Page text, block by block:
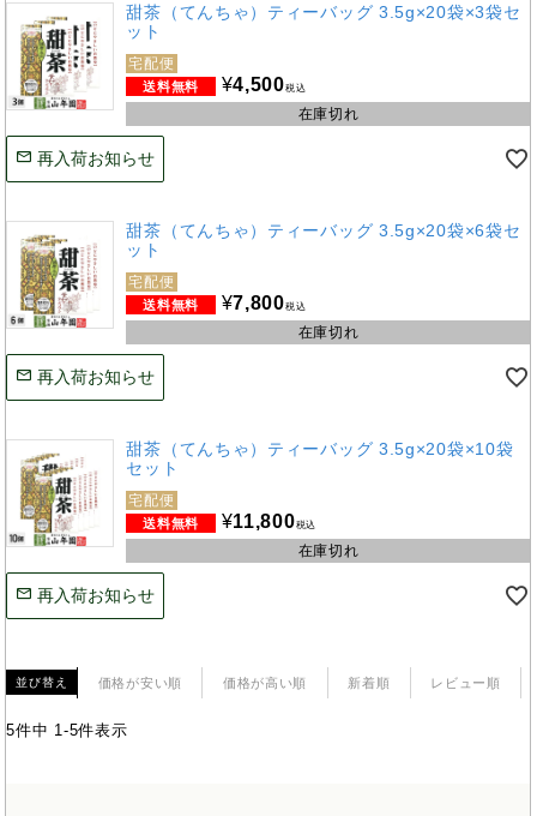
甜茶（てんちゃ）ティーバッグ 3.5g×20袋×3袋セ
ット
宅配便
¥4,500税込
在庫切れ
再入荷お知らせ
甜茶（てんちゃ）ティーバッグ 3.5g×20袋×6袋セ
ット
宅配便
¥7,800税込
在庫切れ
再入荷お知らせ
甜茶（てんちゃ）ティーバッグ 3.5g×20袋×10袋
セット
宅配便
¥11,800税込
在庫切れ
再入荷お知らせ
並び替え 価格が安い順 価格が高い順 新着順 レビュー順
5件中 1 -5件表示